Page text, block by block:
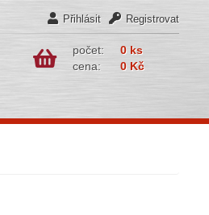
Přihlásit Registrovat
počet:
0 ks
cena:
0 Kč